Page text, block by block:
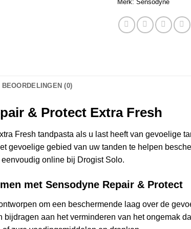
Merk: Sensodyne
BEOORDELINGEN (0)
& Protect Extra Fresh
Fresh tandpasta als u last heeft van gevoelige
gevoelige gebied van uw tanden te helpen
online bij Drogist Solo.
met Sensodyne Repair & Protect
om een beschermende laag over de
bijdragen aan het verminderen van het ongemak